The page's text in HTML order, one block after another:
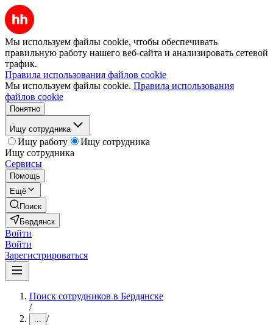
Мы используем файлы cookie, чтобы обеспечивать
правильную работу нашего веб-сайта и анализировать сетевой
трафик.
Правила использования файлов cookie
Мы используем файлы cookie. Правила использования
файлов cookie
Понятно
Ищу сотрудника
Ищу работу
Ищу сотрудника
Ищу сотрудника
Сервисы
Помощь
Ещё
Поиск
Бердянск
Войти
Войти
Зарегистрироваться
Поиск сотрудников в Бердянске
/
... /